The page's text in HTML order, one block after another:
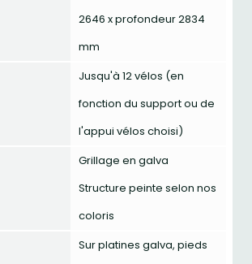
2646 x profondeur 2834
mm
Jusqu'à 12 vélos (en
fonction du support ou de
l'appui vélos choisi)
Grillage en galva
Structure peinte selon nos
coloris
Sur platines galva, pieds